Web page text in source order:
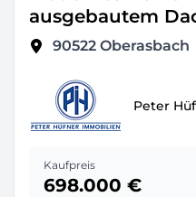
ausgebautem
90522 Oberasbach
Peter
Kaufpreis
698.000 €